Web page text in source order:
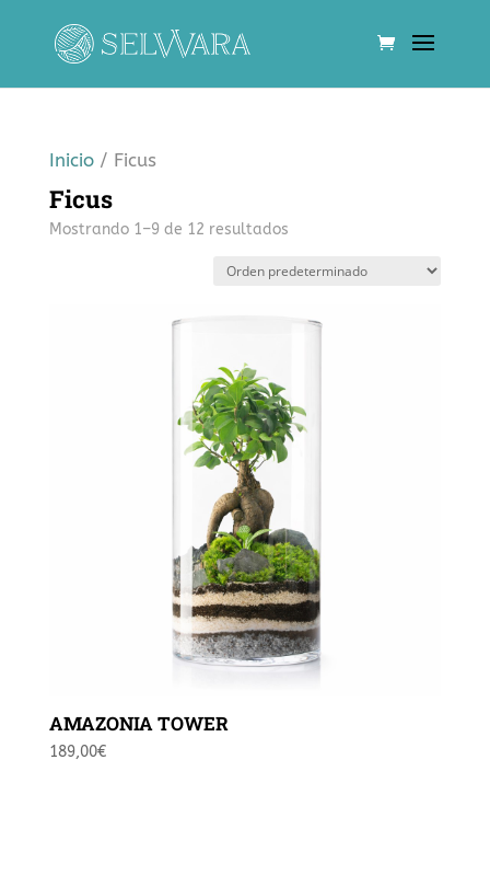
Inicio/ Ficus
Ficus
Mostrando 1–9 de 12 resultados
AMAZONIA TOWER
189,00€